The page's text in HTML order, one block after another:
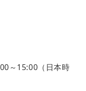
～15:00（日本時